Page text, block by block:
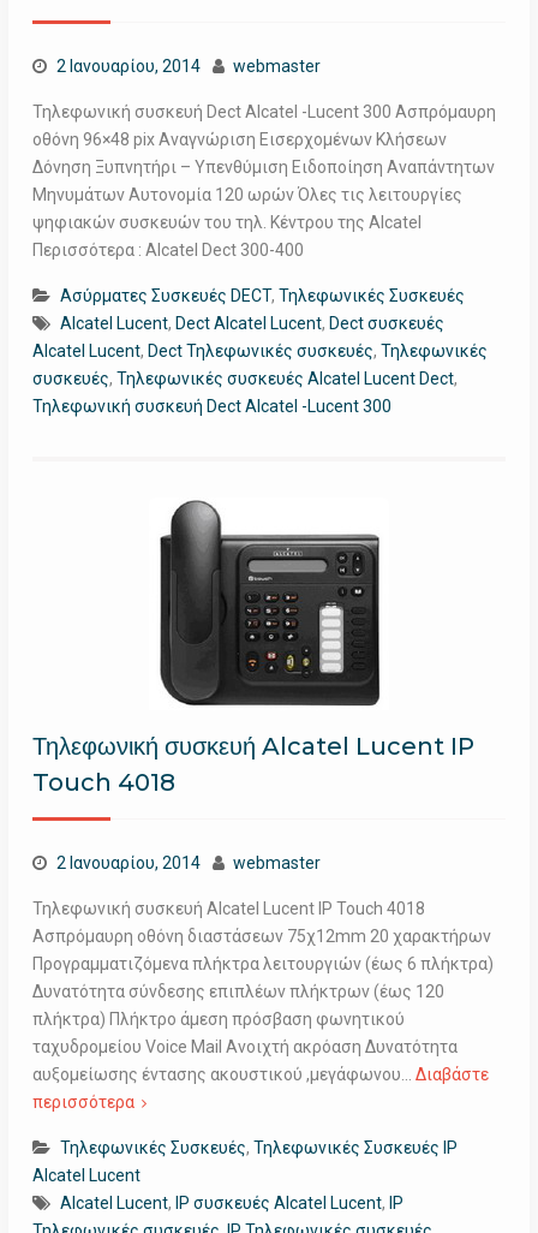
2 Ιανουαρίου, 2014 webmaster
Τηλεφωνική συσκευή Dect Alcatel -Lucent 300 Ασπρόμαυρη
οθόνη 96×48 pix Αναγνώριση Εισερχομένων Κλήσεων
Δόνηση Ξυπνητήρι – Υπενθύμιση Ειδοποίηση Αναπάντητων
Μηνυμάτων Αυτονομία 120 ωρών Όλες τις λειτουργίες
ψηφιακών συσκευών του τηλ. Κέντρου της Alcatel
Περισσότερα : Alcatel Dect 300-400
Ασύρματες Συσκευές DECT, Τηλεφωνικές Συσκευές
Alcatel Lucent, Dect Alcatel Lucent, Dect συσκευές
Alcatel Lucent, Dect Τηλεφωνικές συσκευές, Τηλεφωνικές
συσκευές, Τηλεφωνικές συσκευές Alcatel Lucent Dect,
Τηλεφωνική συσκευή Dect Alcatel -Lucent 300
Τηλεφωνική συσκευή Alcatel Lucent IP
Touch 4018
2 Ιανουαρίου, 2014 webmaster
Τηλεφωνική συσκευή Alcatel Lucent IP Touch 4018
Ασπρόμαυρη οθόνη διαστάσεων 75χ12mm 20 χαρακτήρων
Προγραμματιζόμενα πλήκτρα λειτουργιών (έως 6 πλήκτρα)
Δυνατότητα σύνδεσης επιπλέων πλήκτρων (έως 120
πλήκτρα) Πλήκτρο άμεση πρόσβαση φωνητικού
ταχυδρομείου Voice Mail Ανοιχτή ακρόαση Δυνατότητα
αυξομείωσης έντασης ακουστικού ,μεγάφωνου… Διαβάστε
περισσότερα
Τηλεφωνικές Συσκευές, Τηλεφωνικές Συσκευές IP
Alcatel Lucent
Alcatel Lucent, IP συσκευές Alcatel Lucent, IP